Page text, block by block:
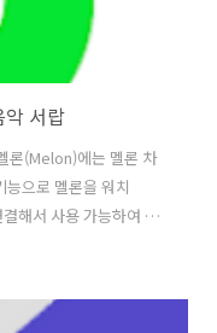
서랍
론(Melon)에는 멜론 차
으로 멜론을 워치
해서 사용 가능하여 워
요 서비스는 일단 기
눈에 볼 수 있는 공간입